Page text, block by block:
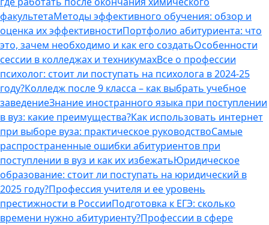
факультетаМетоды эффективного обучения: обзор и
оценка их эффективностиПортфолио абитуриента: что
это, зачем необходимо и как его создатьОсобенности
сессии в колледжах и техникумахВсе о профессии
психолог: стоит ли поступать на психолога в 2024-25
году?Колледж после 9 класса – как выбрать учебное
заведениеЗнание иностранного языка при поступлении
в вуз: какие преимущества?Как использовать интернет
при выборе вуза: практическое руководствоСамые
распространенные ошибки абитуриентов при
поступлении в вуз и как их избежатьЮридическое
образование: стоит ли поступать на юридический в
2025 году?Профессия учителя и ее уровень
престижности в РоссииПодготовка к ЕГЭ: сколько
времени нужно абитуриенту?Профессии в сфере